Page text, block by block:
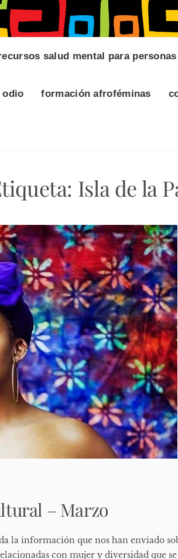
salud mental para
odio formación afroféminas
Isla de la
– Marzo
la información que nos han enviado
con mujer y diversidad que se